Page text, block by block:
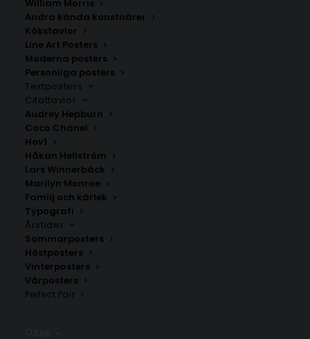
William Morris
Andra kända konstnärer
Kökstavlor
Line Art Posters
Moderna posters
Personliga posters
Textposters
Citattavlor
Audrey Hepburn
Coco Chanel
Hov1
Håkan Hellström
Lars Winnerbäck
Marilyn Monroe
Familj och kärlek
Typografi
Årstider
Sommarposters
Höstposters
Vinterposters
Vårposters
Perfect Pair
Västra Frölunda
Fr. 200.00kr
Töreboda
Fr.200.00